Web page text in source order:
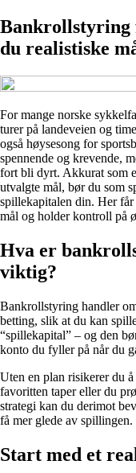
Bankrollstyring
du realistiske
For mange norske
turer på landeveien og
også høysesong for
spennende og krevende,
fort bli dyrt. Akkurat som
utvalgte mål, bør du som
spillekapitalen din. Her
mål og holder kontroll på
Hva er
viktig?
Bankrollstyring handler
betting, slik at du kan
“spillekapital” – og den
konto du fyller på når du
Uten en plan risikerer du
favoritten taper eller du
strategi kan du derimot
få mer glede av spillingen.
Start med et